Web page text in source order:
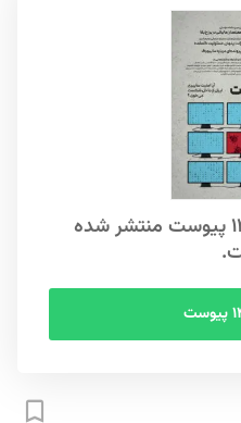
این مطلب در شماره ۱۴۱ پیوست منتشر شده